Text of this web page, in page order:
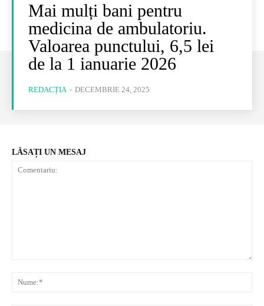
Mai mulți bani pentru
medicina de ambulatoriu.
Valoarea punctului, 6,5 lei
de la 1 ianuarie 2026
REDACȚIA - DECEMBRIE 24, 2025
LĂSAȚI UN MESAJ